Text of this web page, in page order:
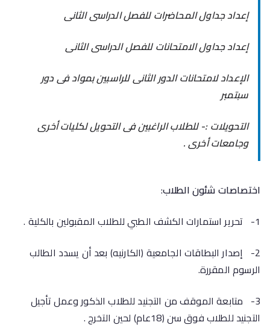
إعداد جداول المحاضرات للفصل الدراسى الثانى
إعداد جداول الامتحانات للفصل الدراسى الثانى
الإعداد لامتحانات الدور الثانى للراسبين بمواد فى دور
سبتمبر
التحويلات :- للطلاب الراغبين فى التحويل لكليات أخرى
وجامعات أخرى .
اختصاصات شئون الطلاب:
1- تحرير استمارات الكشف الطبي للطلاب المقبولين بالكلية .
2- إصدار البطاقات الجامعية (الكارنيه) بعد أن يسدد الطالب
الرسوم المقررة.
3- متابعة الموقف من التجنيد للطلاب الذكور وعمل تأجيل
التجنيد للطلاب فوق سن (18عام) لحين التخرج .